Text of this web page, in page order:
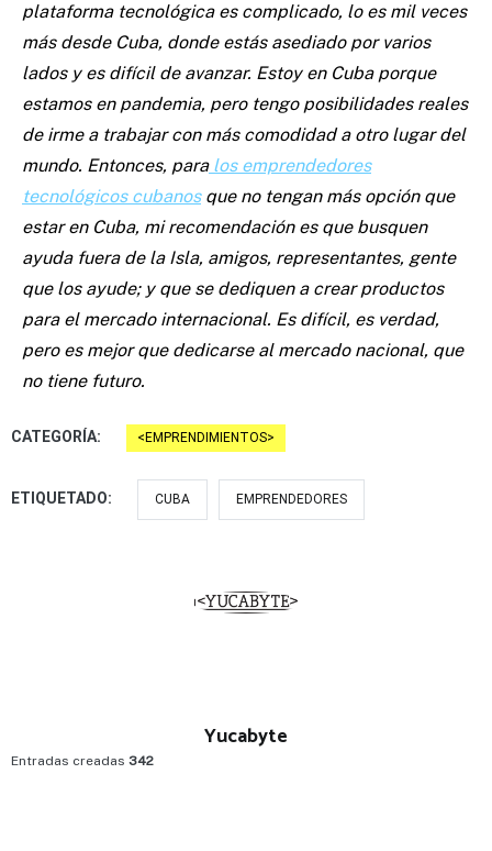
plataforma tecnológica es complicado, lo es mil veces
más desde Cuba, donde estás asediado por varios
lados y es difícil de avanzar. Estoy en Cuba porque
estamos en pandemia, pero tengo posibilidades reales
de irme a trabajar con más comodidad a otro lugar del
mundo. Entonces, para los emprendedores
tecnológicos cubanosque no tengan más opción que
estar en Cuba, mi recomendación es que busquen
ayuda fuera de la Isla, amigos, representantes, gente
que los ayude; y que se dediquen a crear productos
para el mercado internacional. Es difícil, es verdad,
pero es mejor que dedicarse al mercado nacional, que
no tiene futuro.
CATEGORÍA: EMPRENDIMIENTOS
ETIQUETADO: CUBA EMPRENDEDORES
Yucabyte
Entradas creadas 342